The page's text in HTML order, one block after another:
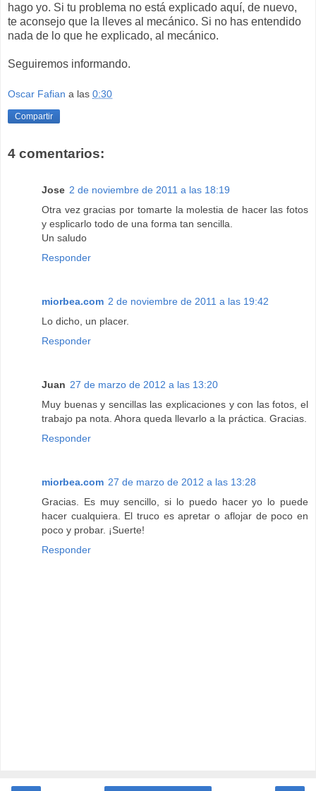
hago yo. Si tu problema no está explicado aquí, de nuevo,
te aconsejo que la lleves al mecánico. Si no has entendido
nada de lo que he explicado, al mecánico.
Seguiremos informando.
Oscar Fafian a las 0:30
Compartir
4 comentarios:
Jose 2 de noviembre de 2011 a las 18:19
Otra vez gracias por tomarte la molestia de hacer las fotos
y esplicarlo todo de una forma tan sencilla.
Un saludo
Responder
miorbea.com 2 de noviembre de 2011 a las 19:42
Lo dicho, un placer.
Responder
Juan 27 de marzo de 2012 a las 13:20
Muy buenas y sencillas las explicaciones y con las fotos, el
trabajo pa nota. Ahora queda llevarlo a la práctica. Gracias.
Responder
miorbea.com 27 de marzo de 2012 a las 13:28
Gracias. Es muy sencillo, si lo puedo hacer yo lo puede
hacer cualquiera. El truco es apretar o aflojar de poco en
poco y probar. ¡Suerte!
Responder